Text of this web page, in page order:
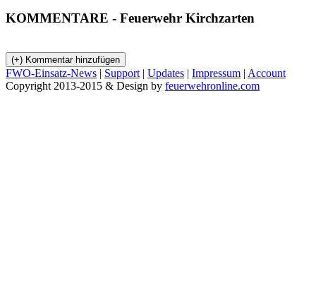
KOMMENTARE - Feuerwehr Kirchzarten
FWO-Einsatz-News | Support | Updates | Impressum | Account
Copyright 2013-2015 & Design by feuerwehronline.com